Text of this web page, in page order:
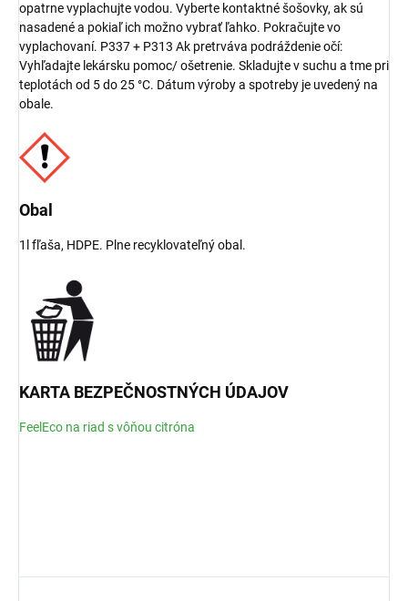
opatrne vyplachujte vodou. Vyberte kontaktné šošovky, ak sú
nasadené a pokiaľ ich možno vybrať ľahko. Pokračujte vo
vyplachovaní. P337 + P313 Ak pretrváva podráždenie očí:
Vyhľadajte lekársku pomoc/ ošetrenie. Skladujte v suchu a tme pri
teplotách od 5 do 25 °C. Dátum výroby a spotreby je uvedený na
obale.
Obal
1l fľaša, HDPE. Plne recyklovateľný obal.
KARTA BEZPEČNOSTNÝCH ÚDAJOV
FeelEco na riad s vôňou citróna